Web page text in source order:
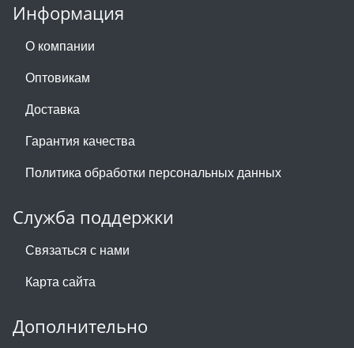
Информация
О компании
Оптовикам
Доставка
Гарантия качества
Политика обработки персональных данных
Служба поддержки
Связаться с нами
Карта сайта
Дополнительно